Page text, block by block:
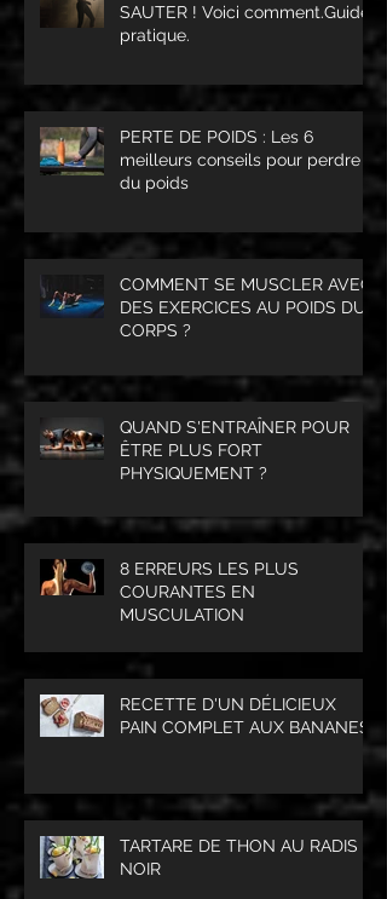
SAUTER ! Voici comment.Guide
pratique.
PERTE DE POIDS : Les 6
meilleurs conseils pour perdre
du poids
COMMENT SE MUSCLER AVEC
DES EXERCICES AU POIDS DU
CORPS ?
QUAND S'ENTRAÎNER POUR
ÊTRE PLUS FORT
PHYSIQUEMENT ?
8 ERREURS LES PLUS
COURANTES EN
MUSCULATION
RECETTE D'UN DÉLICIEUX
PAIN COMPLET AUX BANANES
TARTARE DE THON AU RADIS
NOIR